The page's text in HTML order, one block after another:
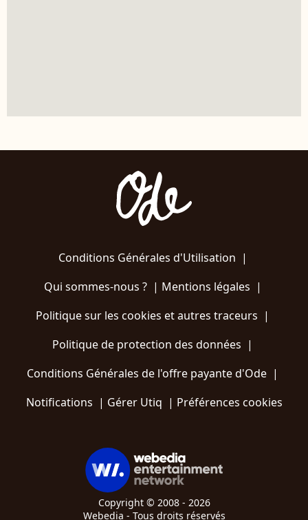
Conditions Générales d'Utilisation |
Qui sommes-nous ?| Mentions légales |
Politique sur les cookies et autres traceurs |
Politique de protection des données |
Conditions Générales de l'offre payante d'Ode |
Notifications | Gérer Utiq | Préférences cookies
Copyright © 2008 - 2026
Webedia - Tous droits réservés